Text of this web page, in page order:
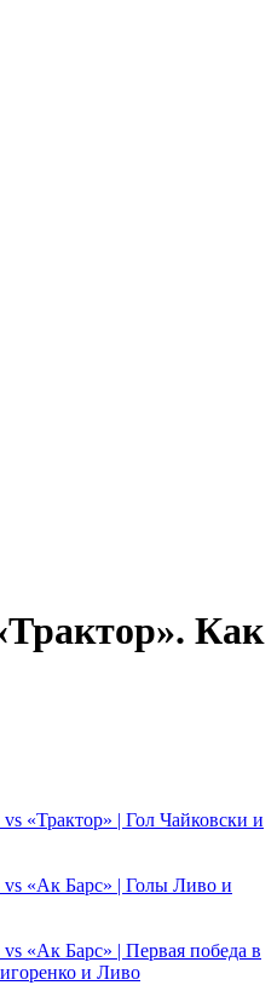
Как
«Трактор» | Гол Чайковски и
vs «Ак Барс» | Голы Ливо и
«Ак Барс» | Первая победа в
и Ливо